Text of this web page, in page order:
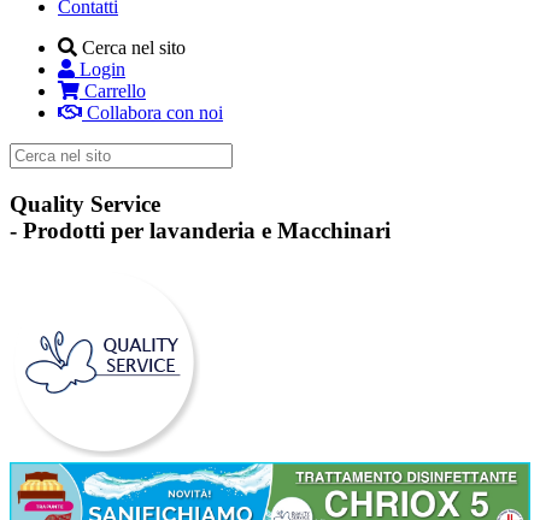
Contatti
Cerca nel sito
Login
Carrello
Collabora con noi
Quality Service
- Prodotti per lavanderia e Macchinari